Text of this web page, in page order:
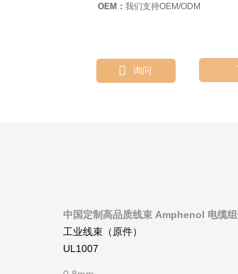
OEM： 我们支持OEM/ODM
 询问
中国定制高品质线束 Amphenol 电缆
工业线束（原件）
UL1007